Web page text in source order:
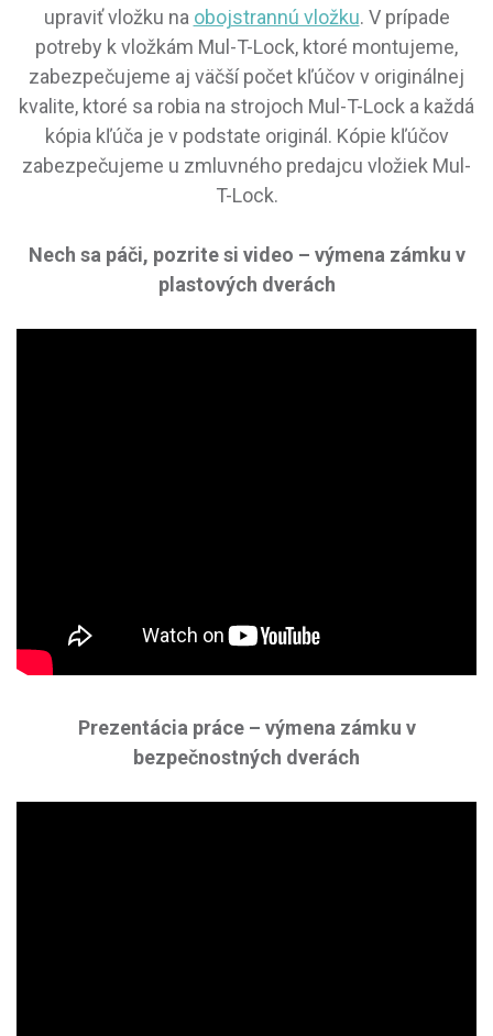
upraviť vložku na obojstrannú vložku. V prípade
potreby k vložkám Mul-T-Lock, ktoré montujeme,
zabezpečujeme aj väčší počet kľúčov v originálnej
kvalite, ktoré sa robia na strojoch Mul-T-Lock a každá
kópia kľúča je v podstate originál. Kópie kľúčov
zabezpečujeme u zmluvného predajcu vložiek Mul-
T-Lock.
Nech sa páči, pozrite si video – výmena zámku v
plastových dverách
Prezentácia práce – výmena zámku v
bezpečnostných dverách